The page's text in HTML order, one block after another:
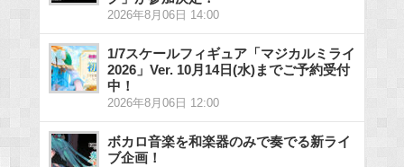
2026年8月06日 14:00
1/7スケールフィギュア「マジカルミライ
2026」Ver. 10月14日(水)までご予約受付
中！
2026年8月06日 12:00
ボカロ音楽を和楽器のみで奏でる新ライ
ブ企画！